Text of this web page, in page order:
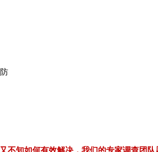
不知如何有效解决，我们的专家调查团